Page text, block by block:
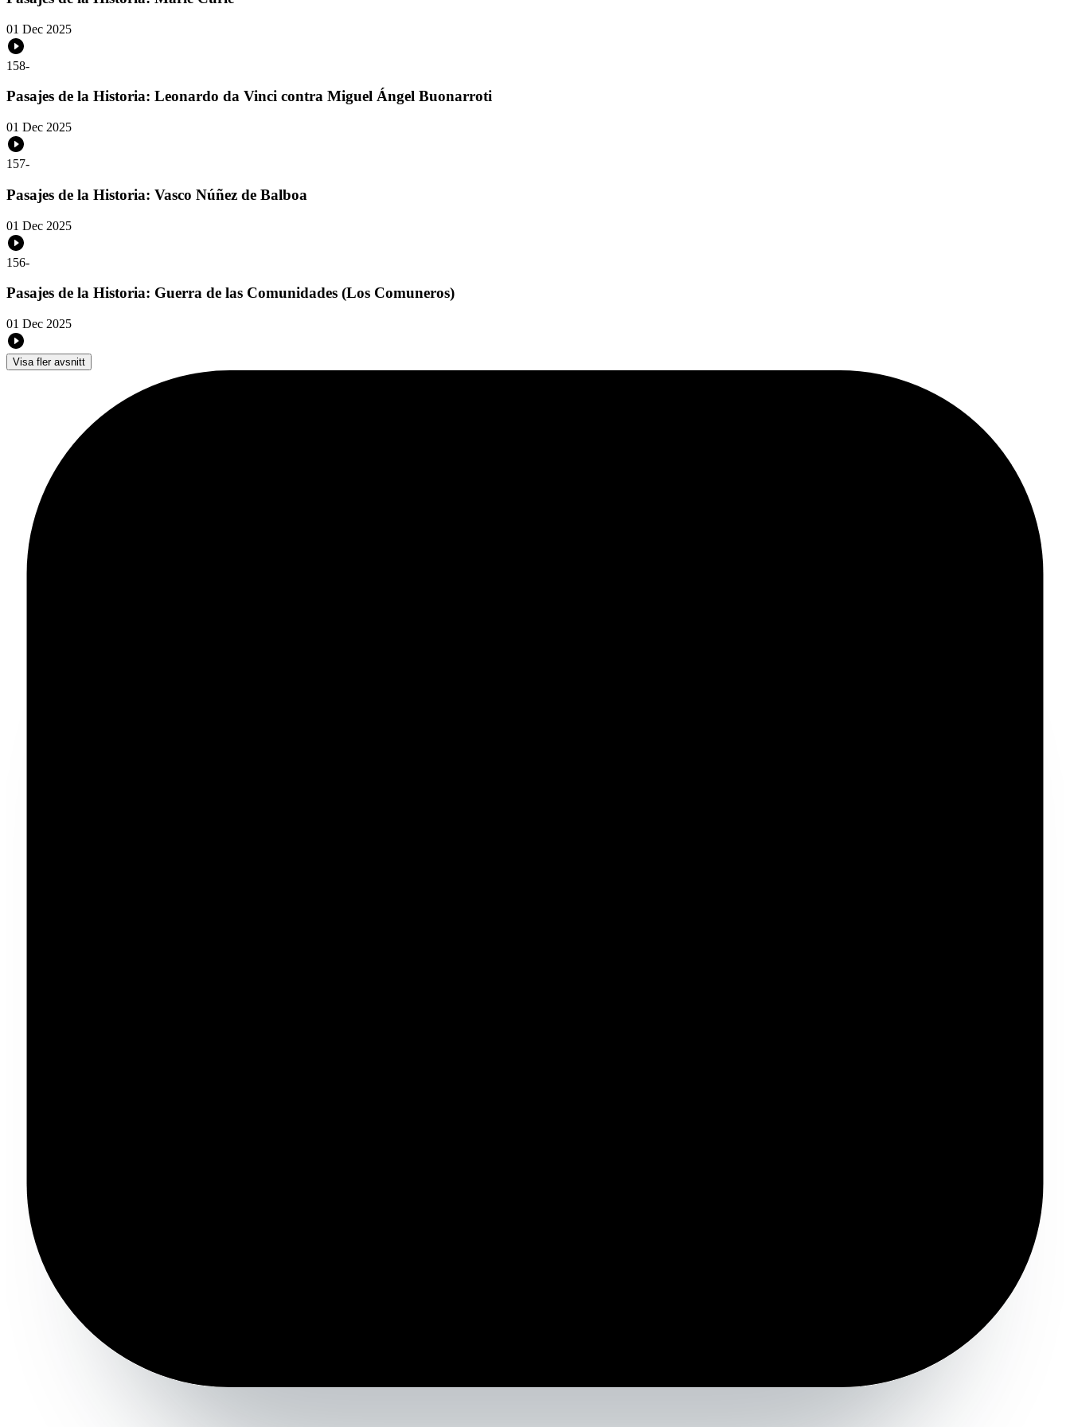
01 Dec 2025
158-
Pasajes de la Historia: Leonardo da Vinci contra Miguel Ángel Buonarroti
01 Dec 2025
157-
Pasajes de la Historia: Vasco Núñez de Balboa
01 Dec 2025
156-
Pasajes de la Historia: Guerra de las Comunidades (Los Comuneros)
01 Dec 2025
Visa fler avsnitt